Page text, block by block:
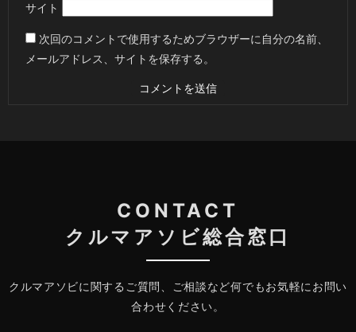
サイト
次回のコメントで使用するためブラウザーに自分の名前、
メールアドレス、サイトを保存する。
CONTACT
クルマアソビ総合窓口
クルマアソビに関するご質問、ご相談など何でもお気軽にお問い
合わせください。